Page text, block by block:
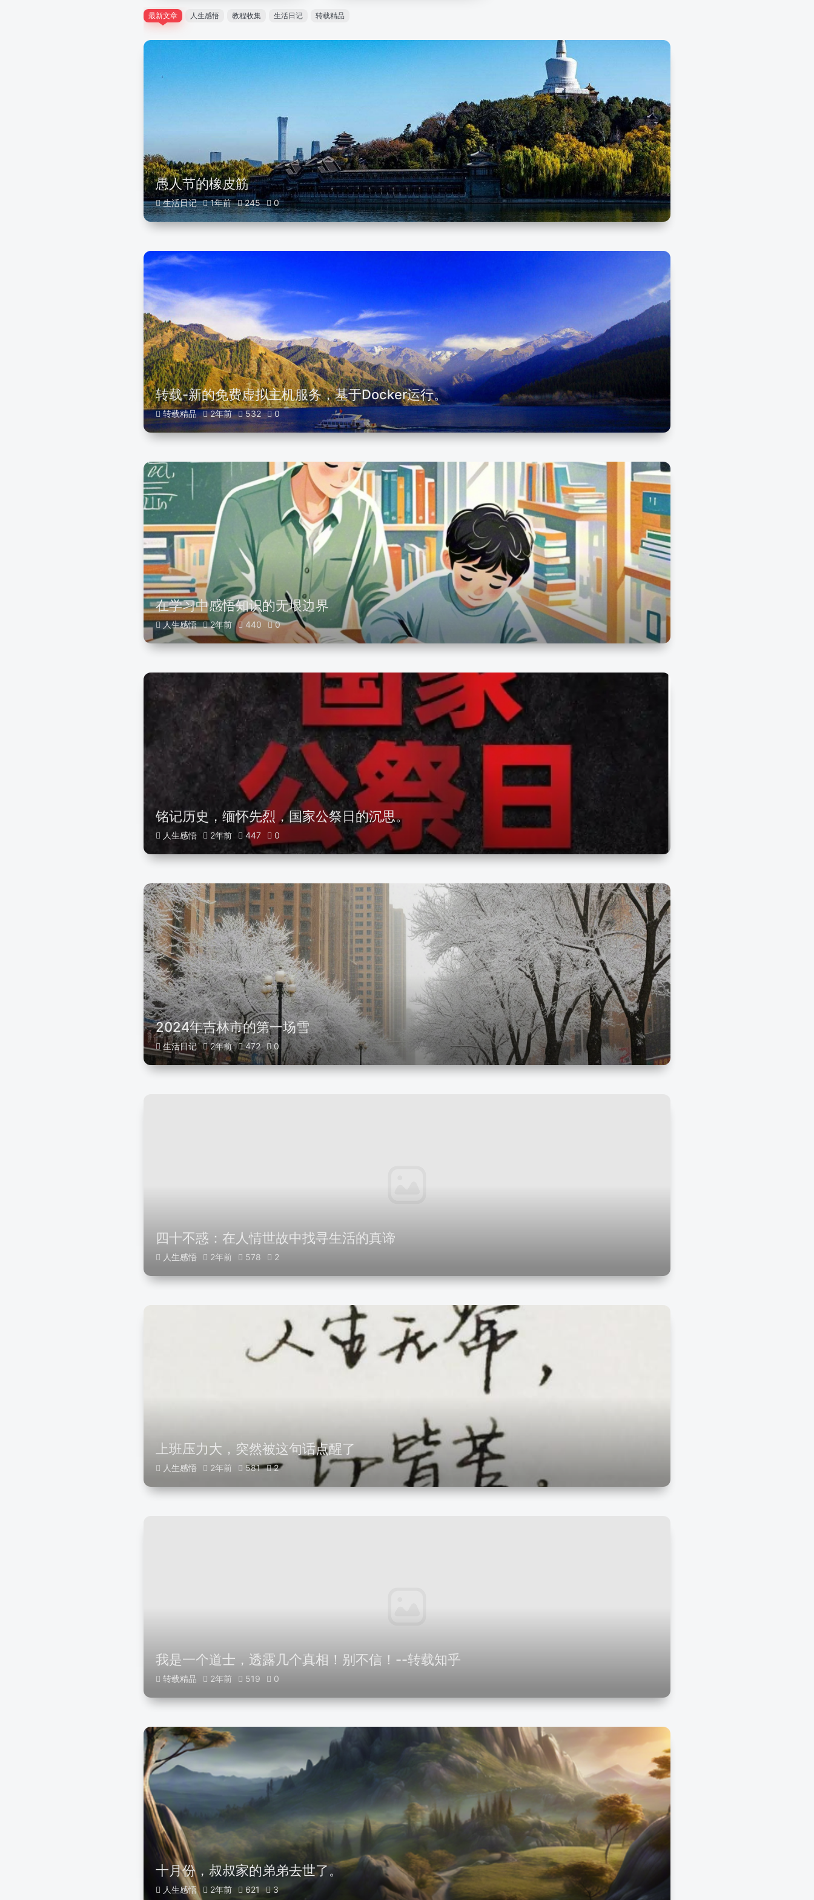
最新文章 人生感悟 教程收集 生活日记 转载精品
愚人节的橡皮筋
生活日记 1年前 245 0
转载-新的免费虚拟主机服务，基于Docker运行。
转载精品 2年前 532 0
在学习中感悟知识的无垠边界
人生感悟 2年前 440 0
铭记历史，缅怀先烈，国家公祭日的沉思。
人生感悟 2年前 447 0
2024年吉林市的第一场雪
生活日记 2年前 472 0
四十不惑：在人情世故中找寻生活的真谛
人生感悟 2年前 578 2
上班压力大，突然被这句话点醒了
人生感悟 2年前 581 2
我是一个道士，透露几个真相！别不信！--转载知乎
转载精品 2年前 519 0
十月份，叔叔家的弟弟去世了。
人生感悟 2年前 621 3